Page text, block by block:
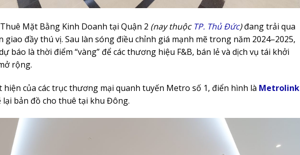
Mặt Bằng Kinh Doanh tại Quận 2 (nay thuộc TP. Thủ Đức)đang trải qua
giao đầy thú vị. Sau làn sóng điều chỉnh giá mạnh mẽ trong năm 2024–2025,
báo là thời điểm “vàng” để các thương hiệu F&B, bán lẻ và dịch vụ tái khởi
rộng.
hiện của các trục thương mại quanh tuyến Metro số 1, điển hình là Metrolink
lại bản đồ cho thuê tại khu Đông.